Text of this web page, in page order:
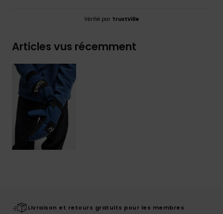
Vérifié par TrustVille
Articles vus récemment
Livraison et retours gratuits pour les membres